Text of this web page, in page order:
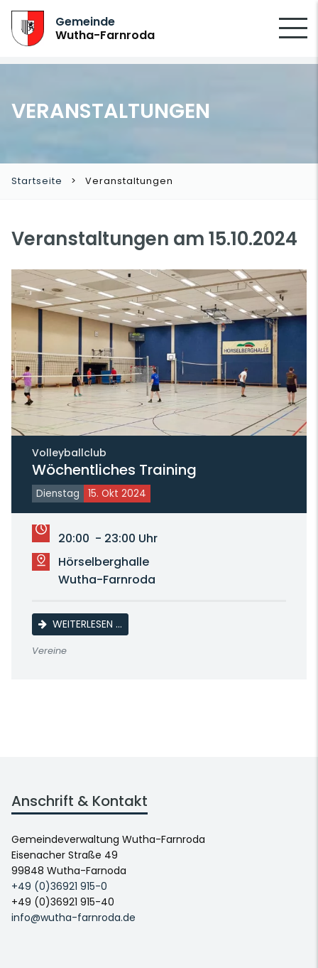
Gemeinde
Wutha-Farnroda
VERANSTALTUNGEN
Startseite Veranstaltungen
Veranstaltungen am 15.10.2024
Volleyballclub
Wöchentliches Training
Dienstag 15. Okt 2024
20:00 - 23:00 Uhr
Hörselberghalle
Wutha-Farnroda
WEITERLESEN …WÖCHENTLICHES TRAINING
Vereine
Anschrift & Kontakt
Gemeindeverwaltung Wutha-Farnroda
Eisenacher Straße 49
99848 Wutha-Farnoda
+49 (0)36921 915-0
+49 (0)36921 915-40
info@wutha-farnroda.de